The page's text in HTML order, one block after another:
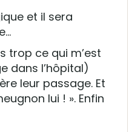
et il sera
trop ce qui m’est
dans l’hôpital)
leur passage. Et
lui ! ». Enfin